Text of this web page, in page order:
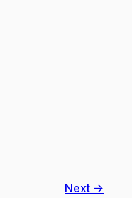
Next →